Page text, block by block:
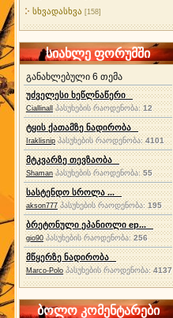
სხვადასხვა [158]
სიახლე ფორუმში
განახლებული 6 თემა
უძველესი ხეწლნაწერი
Ciallinall პასუხების რაოდენობა:12
ტყის ქათამზე ნადირობა
Iraklisnip პასუხების რაოდენობა: 4101
მტკვარზე თევზაობა
Shaman პასუხების რაოდენობა:55
სასტენდო სროლა ...
akson777 პასუხების რაოდენობა:195
ბრეტონული ეპანიოლი ep...
gio90 პასუხების რაოდენობა:256
მწყერზე ნადირობა
Marco-Polo პასუხების რაოდენობა:4137
ბოლო კომენტარები